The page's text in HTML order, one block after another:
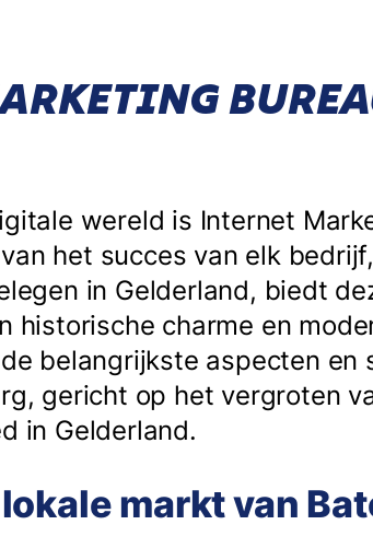
wereld is Internet
het succes van elk
in Gelderland, biedt
historische charme en
belangrijkste aspecten en
gericht op het vergroten
in Gelderland.
markt van